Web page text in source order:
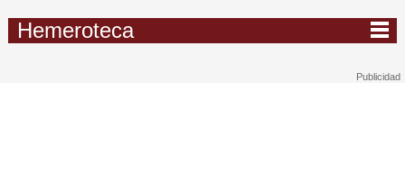
Hemeroteca